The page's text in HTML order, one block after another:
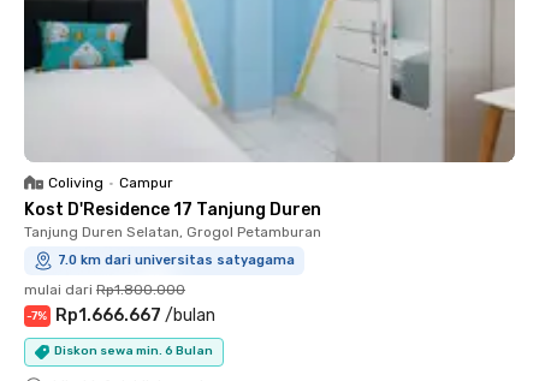
Coliving • Campur
Kost D'Residence 17 Tanjung Duren
Tanjung Duren Selatan, Grogol Petamburan
7.0 km dari universitas satyagama
mulai dari Rp1.800.000
-7% Rp1.666.667 /bulan
Diskon sewa min. 6 Bulan